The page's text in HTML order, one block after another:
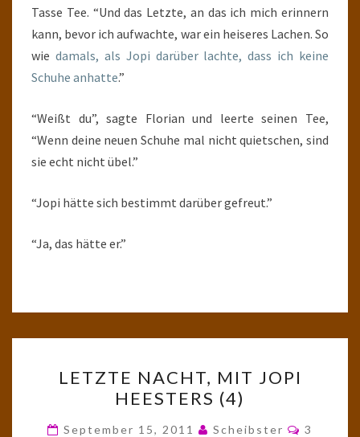
Tasse Tee. “Und das Letzte, an das ich mich erinnern
kann, bevor ich aufwachte, war ein heiseres Lachen. So
wie damals, als Jopi darüber lachte, dass ich keine
Schuhe anhatte.”
“Weißt du”, sagte Florian und leerte seinen Tee,
“Wenn deine neuen Schuhe mal nicht quietschen, sind
sie echt nicht übel.”
“Jopi hätte sich bestimmt darüber gefreut.”
“Ja, das hätte er.”
NACHT,
MIT
JOPI
LETZTE NACHT, MIT JOPI
HEESTERS (4)
September 15, 2011 Scheibster
3